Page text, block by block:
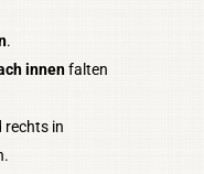
.
innenfalten
rechts in